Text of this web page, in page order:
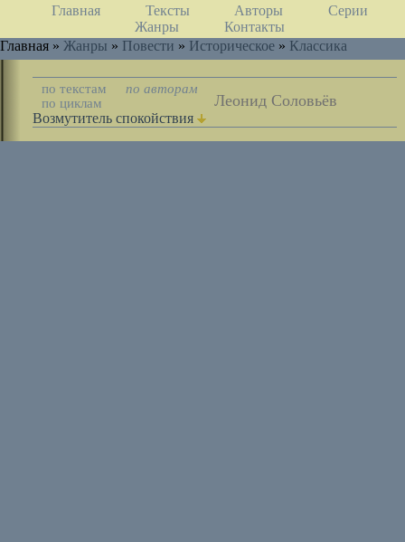
Главная Тексты Авторы
Серии
Жанры
Контакты
Главная » Жанры » Повести » Историческое » Классика
по текстам
по авторам
по циклам
Леонид Соловьёв
Возмутитель спокойствия